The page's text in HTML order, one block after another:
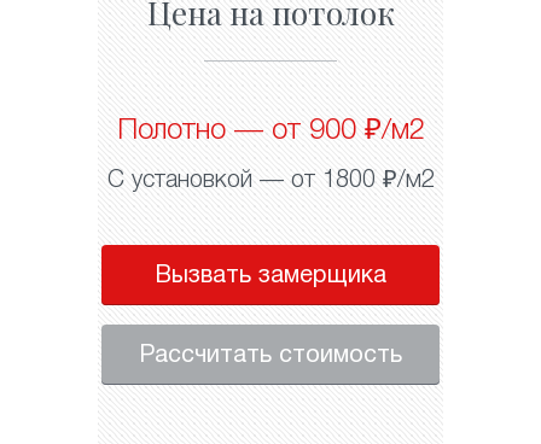
Цена на потолок
Полотно — от 900 ₽/м2
С установкой — от 1800 ₽/м2
Вызвать замерщика
Рассчитать стоимость